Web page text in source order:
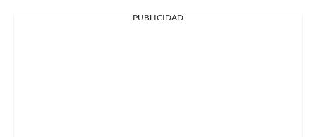
PUBLICIDAD